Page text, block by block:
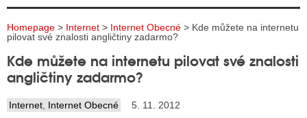
TELEVIZE
INTERNET
TISK
RADIA
Homepage > Internet > Internet Obecné > Kde můžete na internetu
pilovat své znalosti angličtiny zadarmo?
Kde můžete na internetu pilovat své znalosti
angličtiny zadarmo?
Internet Internet Obecné 5. 11. 2012